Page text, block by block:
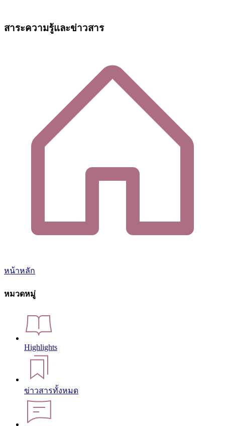
สาระความรู้และข่าวสาร
หน้าหลัก
หมวดหมู่
Highlights
ข่าวสารทั้งหมด